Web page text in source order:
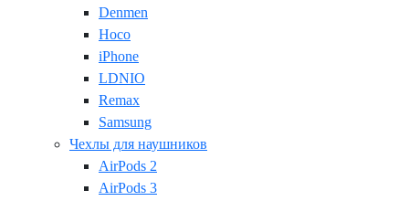
Denmen
Hoco
iPhone
LDNIO
Remax
Samsung
Чехлы для наушников
AirPods 2
AirPods 3